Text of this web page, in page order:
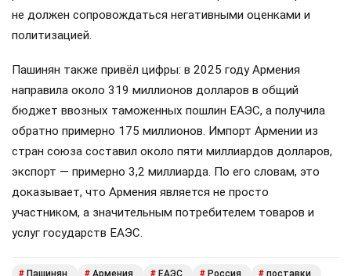
не должен сопровождаться негативными оценками и
политизацией.
Пашинян также привёл цифры: в 2025 году Армения
направила около 319 миллионов долларов в общий
бюджет ввозных таможенных пошлин ЕАЭС, а получила
обратно примерно 175 миллионов. Импорт Армении из
стран союза составил около пяти миллиардов долларов,
экспорт — примерно 3,2 миллиарда. По его словам, это
доказывает, что Армения является не просто
участником, а значительным потребителем товаров и
услуг государств ЕАЭС.
# Пашинян # Армения # ЕАЭС # Россия # поставки